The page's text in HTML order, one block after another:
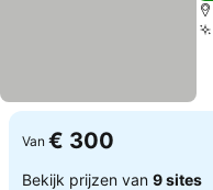
Van € 300
Bekijk prijzen van 9 sites